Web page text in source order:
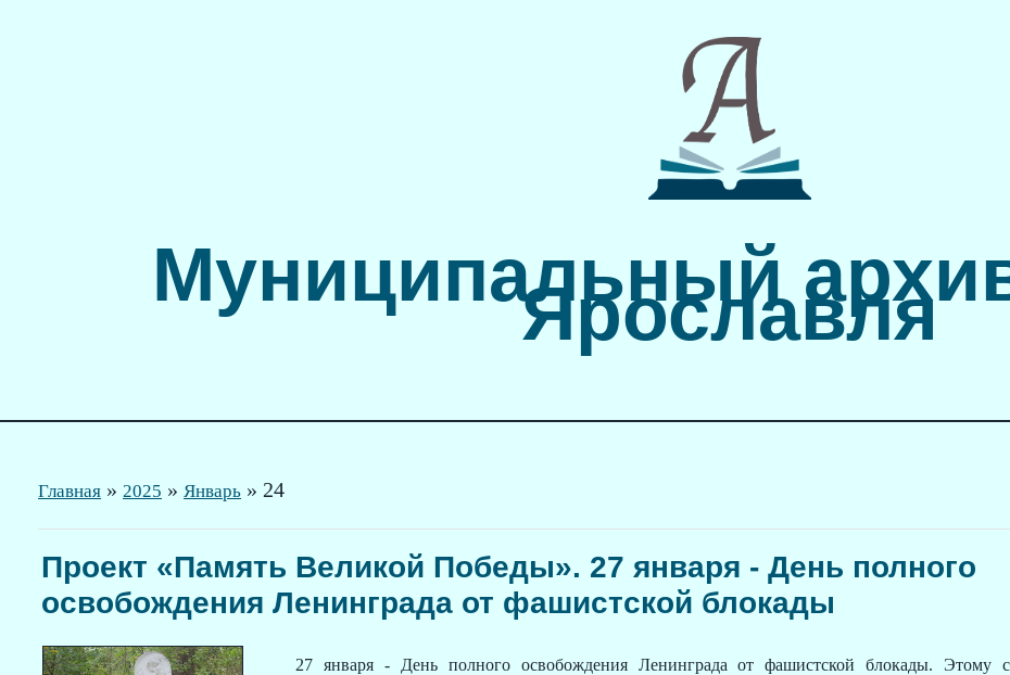
Муниципальный
Ярославля
Главная » 2025 » Январь » 24
Проект «Память Великой Победы». 27 января - День полного
освобождения Ленинграда от фашистской блокады
27 января - День полного освобождения Ленинграда от фашистской блокады. Этому